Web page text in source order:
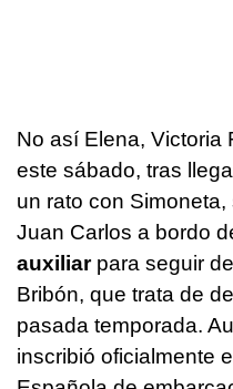
No así Elena, Victoria
este sábado, tras
un rato con
Juan Carlos a bordo
auxiliar para seguir
Bribón, que trata de
pasada temporada.
inscribió oficialmente